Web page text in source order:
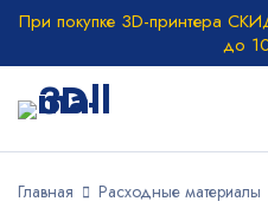
При покупке 3D-принтера
до
Главная Расходные материалы